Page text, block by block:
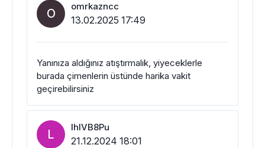
O omrkazncc
13.02.2025 17:49
Yanınıza aldığınız atıştırmalık, yiyeceklerle
burada çimenlerin üstünde harika vakit
geçirebilirsiniz
L lhlVB8Pu
21.12.2024 18:01